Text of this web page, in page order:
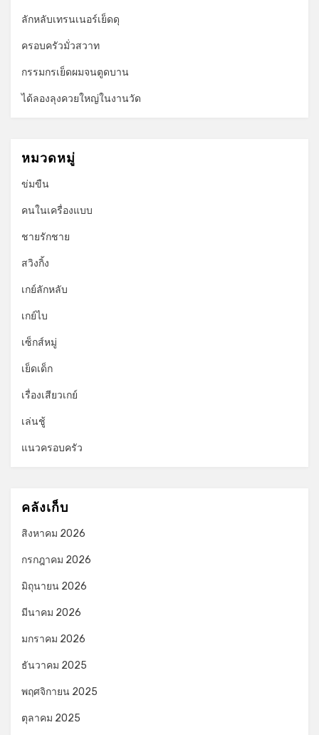
ลักหลับเทรนเนอร์เย็ดดุ
ครอบครัวมั่วสวาท
กรรมกรเย็ดผมจนตูดบาน
ได้ลองลุงควยใหญ่ในงานวัด
หมวดหมู่
ข่มขืน
คนในเครื่องแบบ
ชายรักชาย
สวิงกิ้ง
เกย์ลักหลับ
เกย์ไบ
เซ็กส์หมู่
เย็ดเด็ก
เรื่องเสียวเกย์
เล่นชู้
แนวครอบครัว
คลังเก็บ
สิงหาคม 2026
กรกฎาคม 2026
มิถุนายน 2026
มีนาคม 2026
มกราคม 2026
ธันวาคม 2025
พฤศจิกายน 2025
ตุลาคม 2025